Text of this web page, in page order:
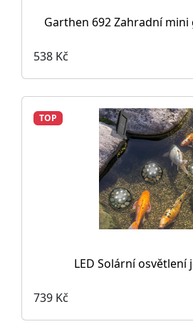
Garthen 692 Zahradní
538 Kč
TOP
LED Solární osvětlení
739 Kč